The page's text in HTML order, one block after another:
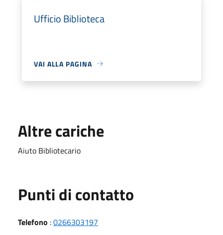
Ufficio Biblioteca
VAI ALLA PAGINA
Altre cariche
Aiuto Bibliotecario
Punti di contatto
Telefono :0266303197